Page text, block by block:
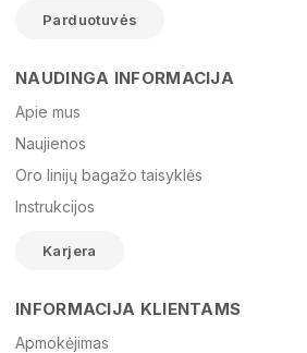
El. paštas
Žinutė
Parduotuvės
NAUDINGA INFORMACIJA
Apie mus
Naujienos
Oro linijų bagažo taisyklės
Instrukcijos
Karjera
INFORMACIJA KLIENTAMS
Apmokėjimas